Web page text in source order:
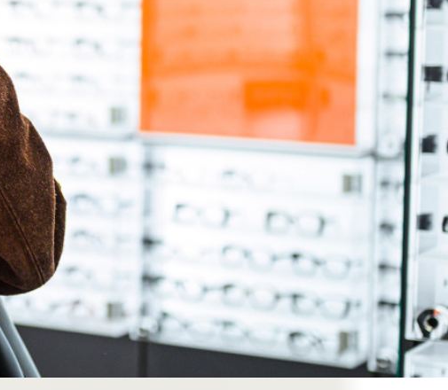
Erling Haaland Eyewear
Collection
Upptäck en kollektion skapad för klarhet,
kontroll och fokus - i varje situation.
Utforska
Se alla